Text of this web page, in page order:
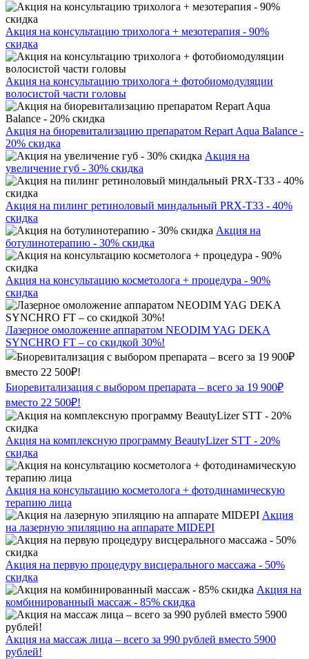
Акция на консультацию трихолога + мезотерапия - 90%
скидка
Акция на консультацию трихолога + фотобиомодуляции
волосистой части головы
Акция на биоревитализацию препаратом Repart Aqua Balance -
20% скидка
Акция на
увеличение губ - 30% скидка
Акция на пилинг ретиноловый миндальный PRX-T33 - 40%
скидка
Акция на
ботулинотерапию - 30% скидка
Акция на консультацию косметолога + процедура - 90%
скидка
Лазерное омоложение аппаратом NEODIM YAG DEKA
SYNCHRO FT – со скидкой 30%!
Биоревитализация с выбором препарата – всего за 19 900₽
вместо 22 500₽!
Акция на комплексную программу BeautyLizer STT - 20%
скидка
Акция на консультацию косметолога + фотодинамическую
терапию лица
Акция
на лазерную эпиляцию на аппарате MIDEPI
Акция на первую процедуру висцерального массажа - 50%
скидка
Акция на
комбинированный массаж - 85% скидка
Акция на массаж лица – всего за 990 рублей вместо 5900
рублей!